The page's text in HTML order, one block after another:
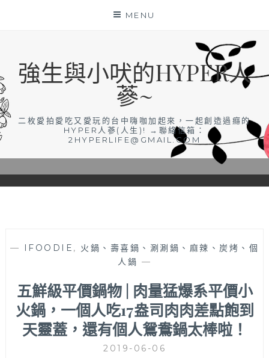
MENU
強生與小吠的HYPER人
蔘~
二枚愛拍愛吃又愛玩的台中嗨咖加起來，一起創造過癮的
HYPER人蔘(人生)! →聯絡信箱：
2HYPERLIFE@GMAIL.COM
— IFOODIE , 火鍋、壽喜鍋、涮涮鍋、麻辣、炭烤、個
人鍋 —
五鮮級平價鍋物 | 肉量猛爆系平價小
火鍋，一個人吃17盎司肉肉差點飽到
天靈蓋，還有個人鴛鴦鍋太棒啦！
2019-06-06